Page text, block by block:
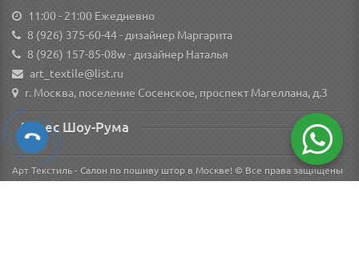
11:00 - 21:00 Ежедневно
8 (926) 375-60-44- дизайнер Маргарита
8 (926) 157-85-08w- дизайнер Наталья
art_textile@list.ru
г. Москва, поселение Сосенское, проспект Магеллана, д.3
Адрес Шоу-Рума
Арт Текстиль - Салон по пошиву штор в Москве! © Все права защищены